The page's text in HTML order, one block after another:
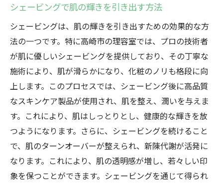
シェービングで肌の輝きを引き出す方法
シェービングは、肌の輝きを引き出すための効果的な方
法の一つです。特に高崎市の理容室では、プロの技術者
が肌に優しいシェービングを提供しており、その丁寧な
施術により、肌が滑らかになり、化粧のノリも格段に向
上します。このプロセスでは、シェービング後に高品質
なスキンケア製品が使用され、肌を整え、潤いを与えま
す。これにより、肌はしっとりとし、健康的な輝きを放
つようになります。さらに、シェービングを続けること
で、肌のターンオーバーが整えられ、新陳代謝が活発に
なります。これにより、肌の透明感が増し、若々しい印
象を保つことができます。シェービングを通じて得られ